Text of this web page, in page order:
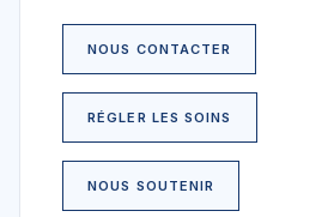
NOUS CONTACTER
RÉGLER LES SOINS
NOUS SOUTENIR